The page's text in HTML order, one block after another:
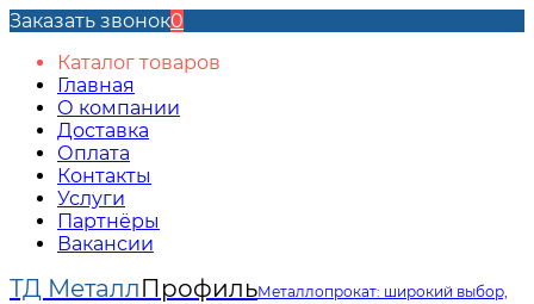
Заказать звонок0
Каталог товаров
Главная
О компании
Доставка
Оплата
Контакты
Услуги
Партнёры
Вакансии
ТД МеталлПрофильМеталлопрокат: широкий выбор,